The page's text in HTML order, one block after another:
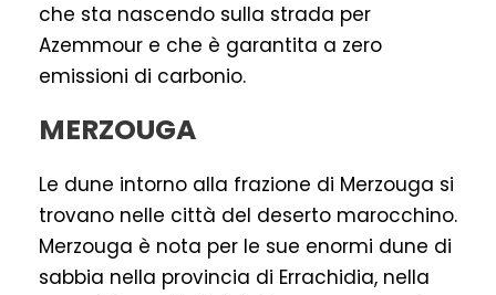
che sta nascendo sulla strada per
Azemmour e che è garantita a zero
emissioni di carbonio.
MERZOUGA
Le dune intorno alla frazione di Merzouga si
trovano nelle città del deserto marocchino.
Merzouga è nota per le sue enormi dune di
sabbia nella provincia di Errachidia, nella